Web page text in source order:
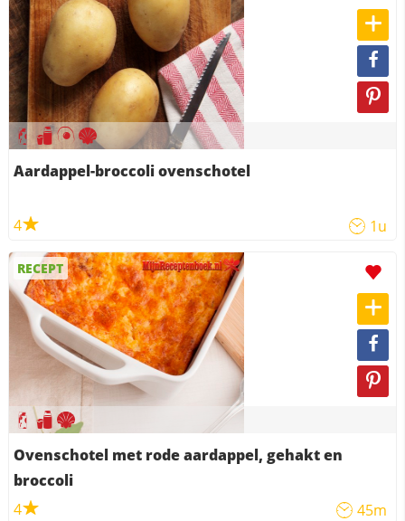
Aardappel-broccoli ovenschotel
4 1u
RECEPT
Ovenschotel met rode aardappel, gehakt en
broccoli
4
45m